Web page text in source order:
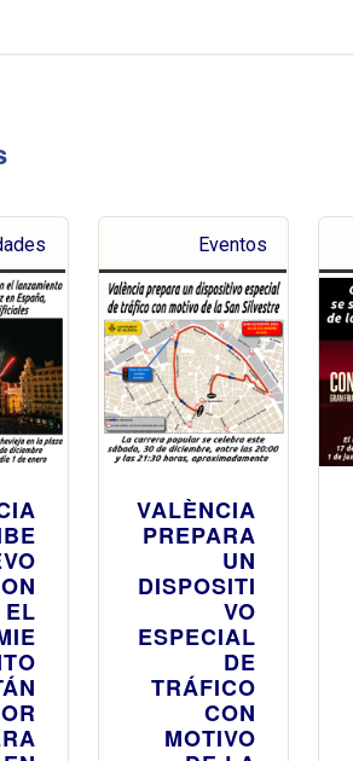
EL
Eventos
VALÈNCIA
PREPARA
UN
DISPOSITI
VO
ESPECIAL
DE
TRÁFICO
CON
MOTIVO